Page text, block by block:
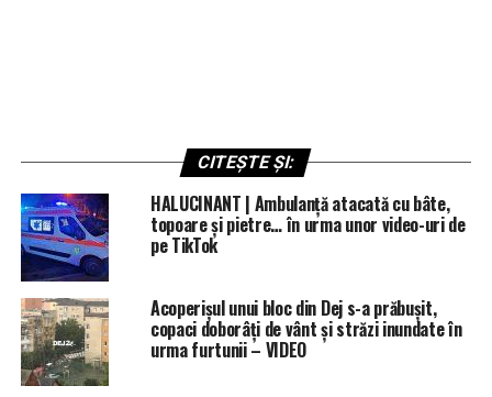
CITEȘTE ȘI:
HALUCINANT | Ambulanță atacată cu bâte,
topoare și pietre… în urma unor video-uri de
pe TikTok
Acoperișul unui bloc din Dej s-a prăbușit,
copaci doborâți de vânt și străzi inundate în
urma furtunii – VIDEO